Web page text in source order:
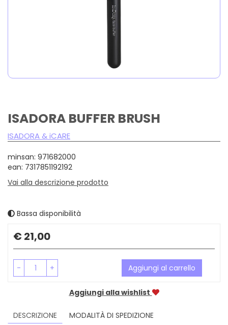
ISADORA BUFFER BRUSH
ISADORA & iCARE
minsan: 971682000
ean: 7317851192192
Vai alla descrizione prodotto
Bassa disponibilità
Prezzo
€ 21,00
- + Aggiungi al carrello
Aggiungi alla wishlist
DESCRIZIONE
MODALITÀ DI SPEDIZIONE